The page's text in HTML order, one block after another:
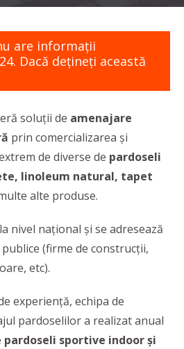
are informaţii
Dacă dețineți această
soluții de amenajare
prin comercializarea și
de diverse de pardoseli
linoleum natural, tapet
alte produse.
nivel național și se adresează
(firme de construcții,
etc).
experiență, echipa de
pardoselilor a realizat anual
pardoseli sportive indoor și